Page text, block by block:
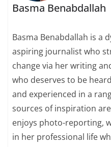
Basma Benabdallah
Basma Benabdallah is a
aspiring journalist who
change via her writing
who deserves to be
and experienced in a
sources of inspiration
enjoys photo-reporting,
in her professional life